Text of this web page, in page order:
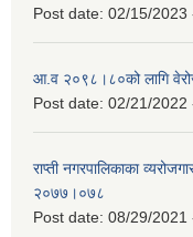
Post date: 02/15/2023
आ.व २०९८।८०को लागि
Post date: 02/21/2022
राप्ती नगरपालिकाका
२०७७।०७८
Post date: 08/29/2021